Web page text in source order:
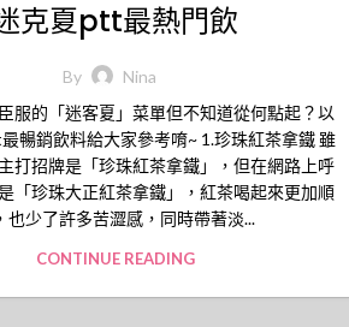
克夏ptt最熱門飲
By
Nina
服的「迷客夏」菜單但不知道從何點起？以
暢銷飲料給大家參考唷~ 1.珍珠紅茶拿鐵 雖
打招牌是「珍珠紅茶拿鐵」，但在網路上呼
「珍珠大正紅茶拿鐵」，紅茶喝起來更加順
也少了許多苦澀感，同時帶著淡...
CONTINUE READING